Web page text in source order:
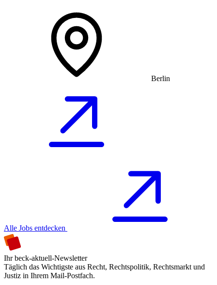
Berlin
Alle Jobs entdecken
Ihr beck-aktuell-Newsletter
Täglich das Wichtigste aus Recht, Rechtspolitik, Rechtsmarkt und
Justiz in Ihrem Mail-Postfach.